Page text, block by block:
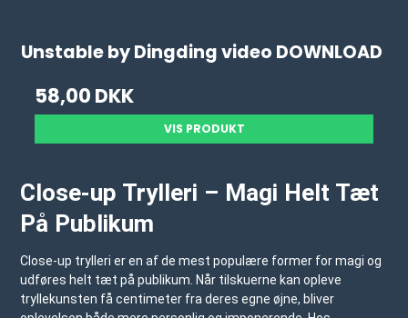
Unstable by Dingding video DOWNLOAD
58,00 DKK
VIS PRODUKT
Close-up Trylleri – Magi Helt Tæt
På Publikum
Close-up trylleri er en af de mest populære former for magi og
udføres helt tæt på publikum. Når tilskuerne kan opleve
tryllekunsten få centimeter fra deres egne øjne, bliver